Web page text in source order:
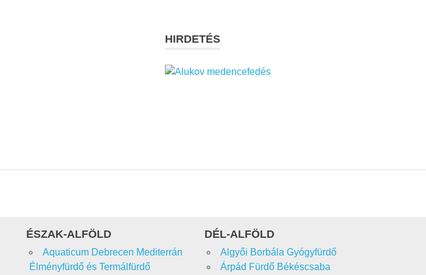
HIRDETÉS
ÉSZAK-ALFÖLD
Aquaticum Debrecen Mediterrán
Élményfürdő és Termálfürdő
DÉL-ALFÖLD
Algyői Borbála Gyógyfürdő
Árpád Fürdő Békéscsaba